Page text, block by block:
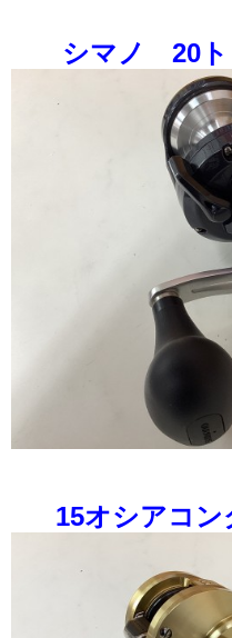
シマノ 20
15オシアコ